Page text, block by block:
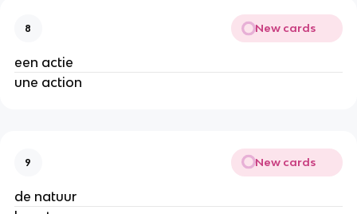
8 New cards
een actie
une action
9 New cards
de natuur